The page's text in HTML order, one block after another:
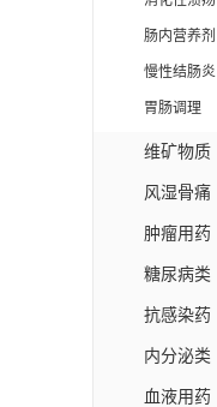
肠内营养剂
慢性结肠炎
胃肠调理
维矿物质
风湿骨痛
肿瘤用药
糖尿病类
抗感染药
内分泌类
血液用药